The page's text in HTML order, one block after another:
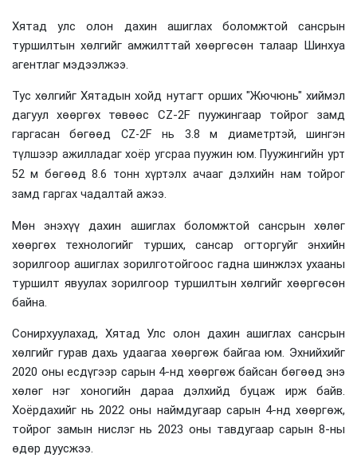
Хятад улс олон дахин ашиглах боломжтой сансрын
туршилтын хөлгийг амжилттай хөөргөсөн талаар Шинхуа
агентлаг мэдээлжээ.
Тус хөлгийг Хятадын хойд нутагт орших "Жючюнь" хиймэл
дагуул хөөргөх төвөөс CZ-2F пуужингаар тойрог замд
гаргасан бөгөөд CZ-2F нь 3.8 м диаметртэй, шингэн
түлшээр ажилладаг хоёр угсраа пуужин юм. Пуужингийн урт
52 м бөгөөд 8.6 тонн хүртэлх ачааг дэлхийн нам тойрог
замд гаргах чадалтай ажээ.
Мөн энэхүү дахин ашиглах боломжтой сансрын хөлөг
хөөргөх технологийг турших, сансар огторгуйг энхийн
зорилгоор ашиглах зорилготойгоос гадна шинжлэх ухааны
туршилт явуулах зорилгоор туршилтын хөлгийг хөөргөсөн
байна.
Сонирхуулахад, Хятад Улс олон дахин ашиглах сансрын
хөлгийг гурав дахь удаагаа хөөргөж байгаа юм. Эхнийхийг
2020 оны есдүгээр сарын 4-нд хөөргөж байсан бөгөөд энэ
хөлөг нэг хоногийн дараа дэлхийд буцаж ирж байв.
Хоёрдахийг нь 2022 оны наймдугаар сарын 4-нд хөөргөж,
тойрог замын нислэг нь 2023 оны тавдугаар сарын 8-ны
өдөр дуусжээ.